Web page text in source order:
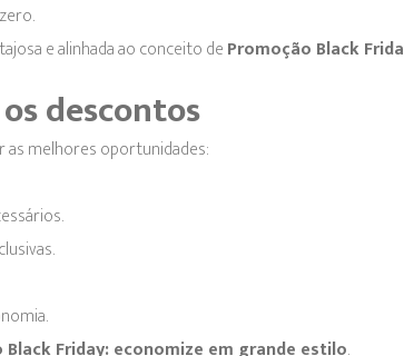
e alinhada ao conceito dePromoção Black
descontos
as melhores oportunidades: